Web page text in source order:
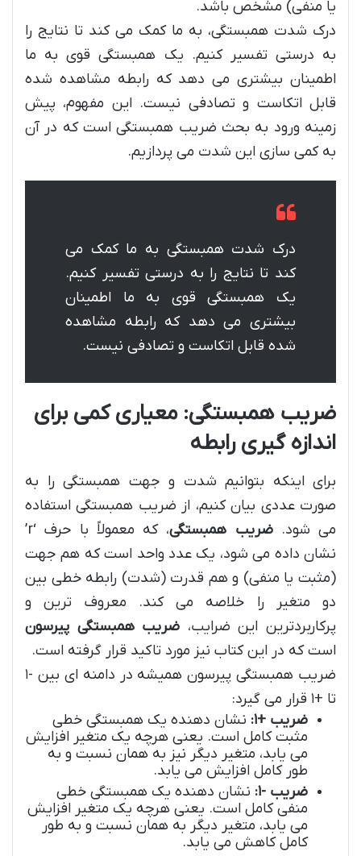
یا منفی) مشخص باشد.
درک شدت همبستگی، به ما کمک می کند تا نتایج را
به درستی تفسیر کنیم. یک همبستگی قوی به ما
اطمینان بیشتری می دهد که رابطه مشاهده شده
قابل اتکاست و تصادفی نیست. این مفهوم، پیش
زمینه ورود به بحث ضریب همبستگی است که در آن
به کمی سازی این شدت می پردازیم.
درک شدت همبستگی به ما کمک می
کند تا نتایج را به درستی تفسیر کنیم.
یک همبستگی قوی به ما اطمینان
بیشتری می دهد که رابطه مشاهده
شده قابل اتکاست و تصادفی نیست.
ضریب همبستگی: معیاری کمی برای
اندازه گیری رابطه
برای اینکه بتوانیم شدت و جهت همبستگی را به
صورت عددی بیان کنیم، از ضریب همبستگی استفاده
می شود.ضریب همبستگی
، که معمولاً با حرف ‘r’
نشان داده می شود، یک عدد واحد است که هم جهت
(مثبت یا منفی) و هم قدرت (شدت) رابطه خطی بین
دو متغیر را خلاصه می کند. معروف ترین و
پرکاربردترین این ضرایب، ضریب همبستگی پیرسون
است که در این کتاب نیز مورد تاکید قرار گرفته است.
ضریب همبستگی پیرسون همیشه در دامنه ای بین -۱
تا +۱ قرار می گیرد:
ضریب +۱:
نشان دهنده یک همبستگی خطی
مثبت کامل است. یعنی هرچه یک متغیر افزایش
می یابد، متغیر دیگر نیز به همان نسبت و به
طور کامل افزایش می یابد.
ضریب -۱:
نشان دهنده یک همبستگی خطی
منفی کامل است. یعنی هرچه یک متغیر افزایش
می یابد، متغیر دیگر به همان نسبت و به طور
کامل کاهش می یابد.